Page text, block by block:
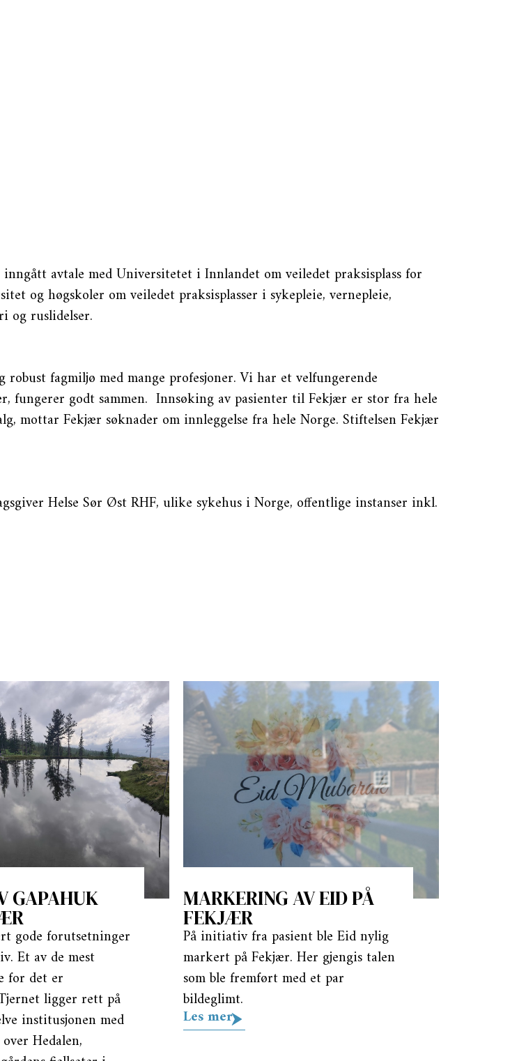
avtale med Universitetet i Innlandet om veiledet praksisplass for
og høgskoler om veiledet praksisplasser i sykepleie, vernepleie,
og ruslidelser.
fagmiljø med mange profesjoner. Vi har et velfungerende
fungerer godt sammen. Innsøking av pasienter til Fekjær er stor fra hele
mottar Fekjær søknader om innleggelse fra hele Norge. Stiftelsen Fekjær
Helse Sør Øst RHF, ulike sykehus i Norge, offentlige instanser inkl.
GAPAHUK
gode forutsetninger
Et av de mest
for det er
ligger rett på
institusjonen med
Hedalen,
MARKERING AV EID PÅ
FEKJÆR
På initiativ fra pasient ble Eid nylig
markert på Fekjær. Her gjengis talen
som ble fremført med et par
bildeglimt.
Les mer